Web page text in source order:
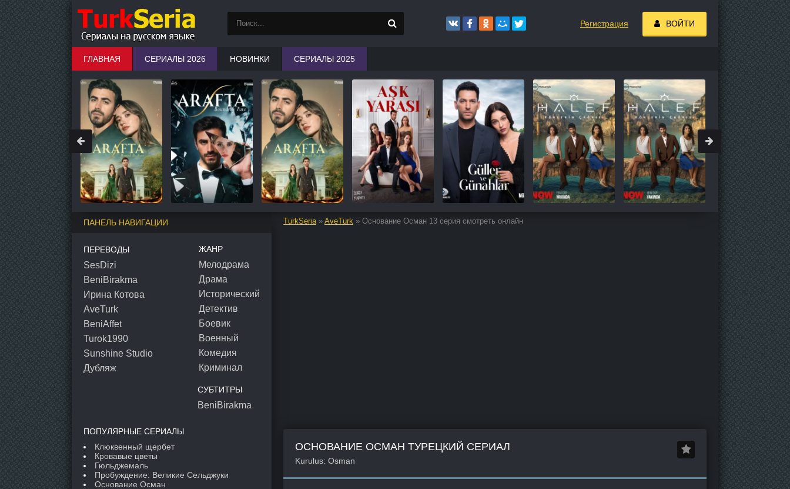
TurkSeria» AveTurk » Основание Осман 13 серия смотреть онлайн
ОСНОВАНИЕ ОСМАН ТУРЕЦКИЙ СЕРИАЛ
Kurulus: Osman
ПАНЕЛЬ НАВИГАЦИИ
ПЕРЕВОДЫ
SesDizi
BeniBirakma
Ирина Котова
AveTurk
BeniAffet
Turok1990
Sunshine Studio
Дубляж
ЖАНР
Мелодрама
Драма
Исторический
Детектив
Боевик
Военный
Комедия
Криминал
СУБТИТРЫ
BeniBirakma
ПОПУЛЯРНЫЕ СЕРИАЛЫ
Клюквенный щербет
Кровавые цветы
Гюльджемаль
Пробуждение: Великие Сельджуки
Основание Осман
Регистрация ВОЙТИ
ГЛАВНАЯ СЕРИАЛЫ 2026 НОВИНКИ СЕРИАЛЫ 2025